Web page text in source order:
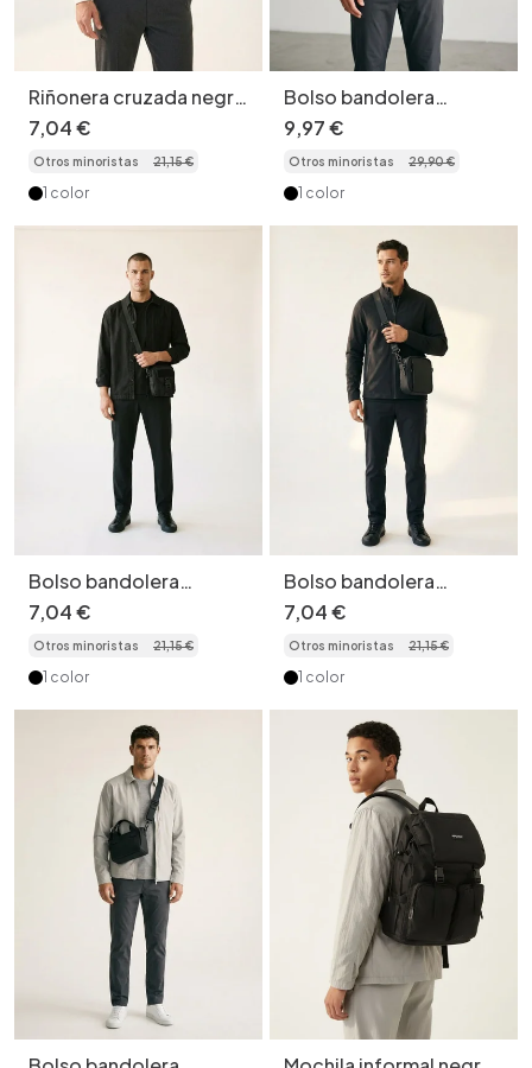
Riñonera cruzada negra
para hombre - Bolso de
pecho versátil
7,04€
Otros minoristas 21,15€
1 color
Bolso bandolera
utilitario negro - Bolso
bandolera moderno
9,97€
Otros minoristas 29,90€
1 color
Bolso bandolera
táctico - Riñonera
utilitaria y duradera
7,04€
Otros minoristas 21,15€
1 color
Bolso bandolera
compacto para hombre
- Negro mate
7,04€
Otros minoristas 21,15€
1 color